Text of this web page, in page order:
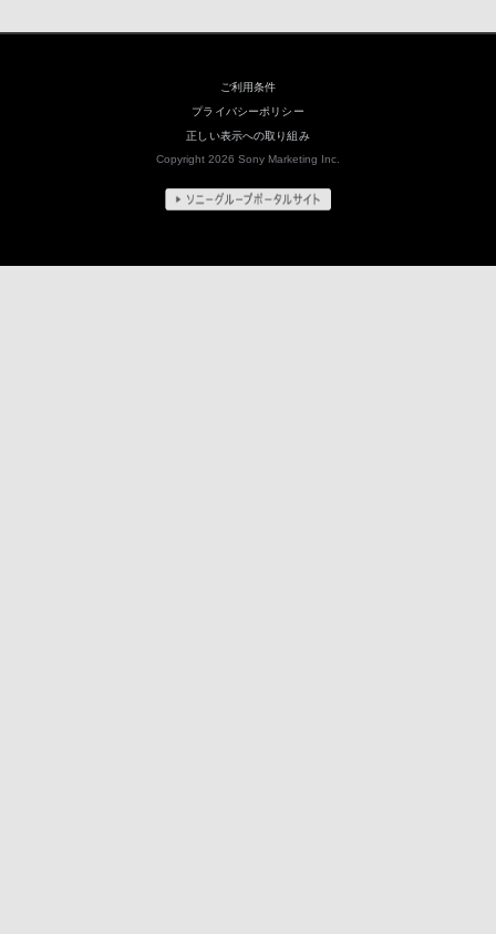
ご利用条件
プライバシーポリシー
正しい表示への取り組み
Copyright 2026 Sony Marketing Inc.